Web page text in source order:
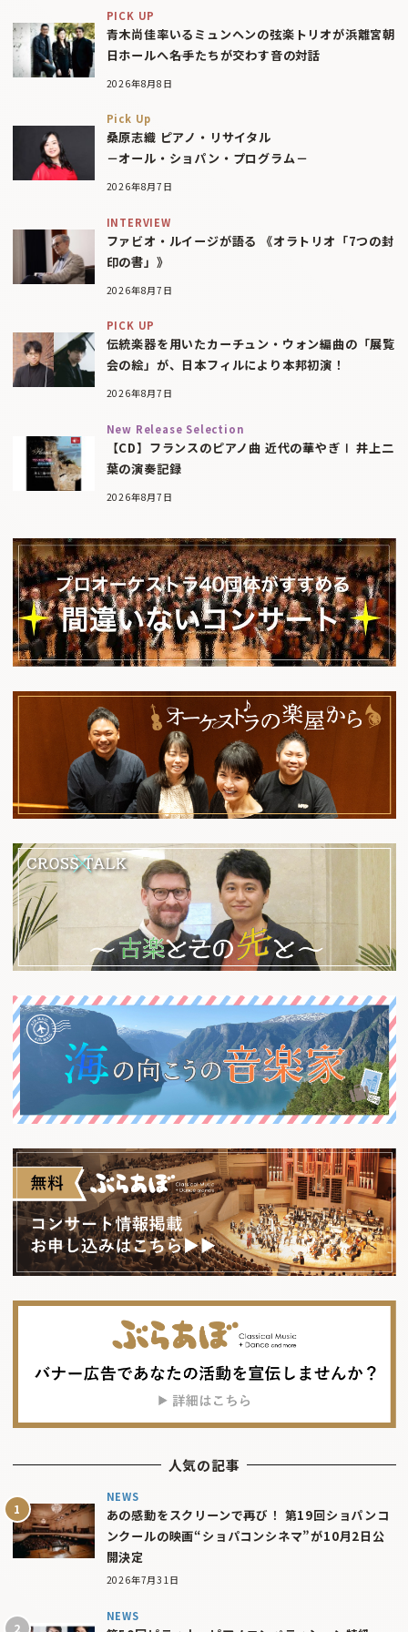
PICK UP
青木尚佳率いるミュンヘンの弦楽トリオが浜離宮朝
日ホールへ――名手たちが交わす音の対話
2026年8月8日
Pick Up
桑原志織 ピアノ・リサイタル
－オール・ショパン・プログラム－
2026年8月7日
INTERVIEW
ファビオ・ルイージが語る 《オラトリオ「7つの封
印の書」》
2026年8月7日
PICK UP
伝統楽器を用いたカーチュン・ウォン編曲の「展覧
会の絵」が、日本フィルにより本邦初演！
2026年8月7日
New Release Selection
【CD】フランスのピアノ曲 近代の華やぎⅠ 井上二
葉の演奏記録
2026年8月7日
人気の記事
NEWS
あの感動をスクリーンで再び！ 第19回ショパンコ
ンクールの映画“ショパコンシネマ”が10月2日公
開決定
2026年7月31日
NEWS